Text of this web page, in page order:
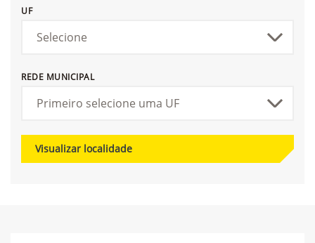
UF
REDE MUNICIPAL
Visualizar localidade